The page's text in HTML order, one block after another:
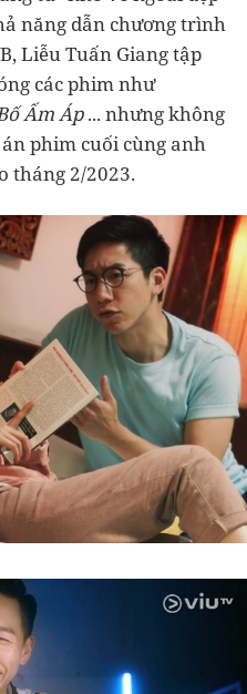
năng dẫn chương trình
Liễu Tuấn Giang tập
các phim như
Ấm Áp... nhưng không
phim cuối cùng anh
tháng 2/2023.